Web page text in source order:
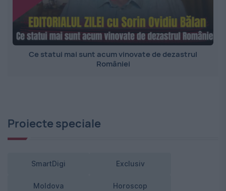
Ce statui mai sunt acum vinovate de dezastrul
României
Proiecte speciale
SmartDigi Exclusiv
Moldova Horoscop